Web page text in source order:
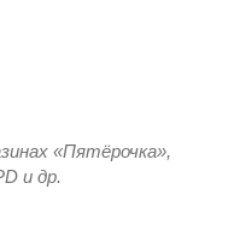
«Пятёрочка»,
и др.